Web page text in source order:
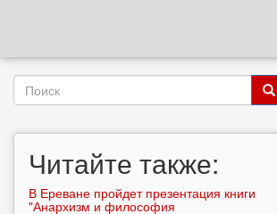
Форма
Читайте также:
В Ереване пройдет презентация книги
"Анархизм и философия